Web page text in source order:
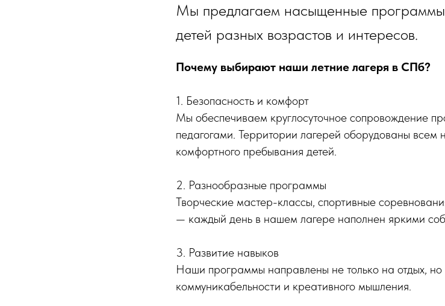
Мы предлагаем насыщенные
детей разных возрастов и интересов.
Почему выбирают наши летние лагеря в СПб?
1. Безопасность и комфорт
Мы обеспечиваем круглосуточное сопровождение
педагогами. Территории лагерей оборудованы всем
комфортного пребывания детей.
2. Разнообразные программы
Творческие мастер-классы, спортивные
— каждый день в нашем лагере наполнен яркими
3. Развитие навыков
Наши программы направлены не только на отдых, но
коммуникабельности и креативного мышления.